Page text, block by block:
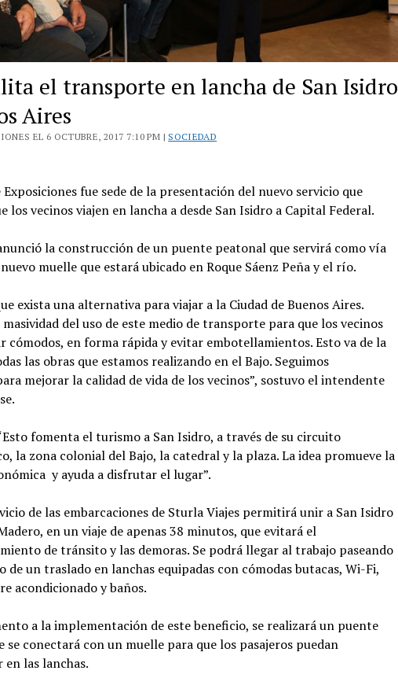
el transporte en lancha de San Isidro
Aires
EL 6 OCTUBRE, 2017 7:10 PM | SOCIEDAD
fue sede de la presentación del nuevo servicio que
los vecinos viajen en lancha a desde San Isidro a Capital Federal.
la construcción de un puente peatonal que servirá como vía
muelle que estará ubicado en Roque Sáenz Peña y el río.
exista una alternativa para viajar a la Ciudad de Buenos Aires.
masividad del uso de este medio de transporte para que los vecinos
cómodos, en forma rápida y evitar embotellamientos. Esto va de la
las obras que estamos realizando en el Bajo. Seguimos
mejorar la calidad de vida de los vecinos”, sostuvo el intendente
fomenta el turismo a San Isidro, a través de su circuito
la zona colonial del Bajo, la catedral y la plaza. La idea promueve la
y ayuda a disfrutar el lugar”.
de las embarcaciones de Sturla Viajes permitirá unir a San Isidro
en un viaje de apenas 38 minutos, que evitará el
de tránsito y las demoras. Se podrá llegar al trabajo paseando
de un traslado en lanchas equipadas con cómodas butacas, Wi-Fi,
acondicionado y baños.
a la implementación de este beneficio, se realizará un puente
se conectará con un muelle para que los pasajeros puedan
en las lanchas.